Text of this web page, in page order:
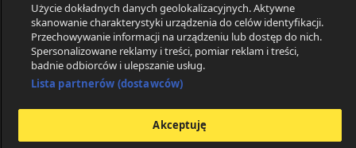
Kontakt
Impressum
Ustawienia prywatności
Polecane witryny
Oferty bonusowe
ScoreBar
Użycie dokładnych danych geolokalizacyjnych. Aktywne
skanowanie charakterystyki urządzenia do celów identyfikacji.
Przechowywanie informacji na urządzeniu lub dostęp do nich.
Spersonalizowane reklamy i treści, pomiar reklam i treści,
badnie odbiorców i ulepszanie usług.
Lista partnerów (dostawców)
Akceptuję
opinion on your experience with
our site with a short survey